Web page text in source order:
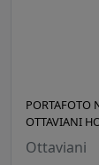
PORTAFOTO
OTTAVIANI
Ottaviani